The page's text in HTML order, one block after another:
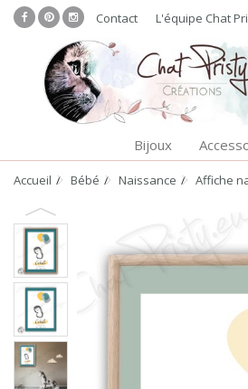
Contact L'équipe Chat
Bijoux
Accueil Bébé Naissance Affiche